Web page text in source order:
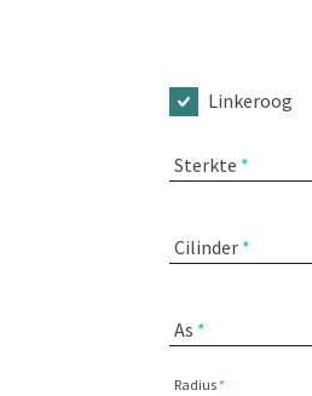
Linkeroog
Sterkte
Cilinder
As
Radius